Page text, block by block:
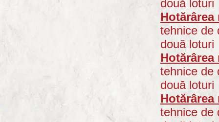
două loturi
Hotărârea
tehnice de
două loturi
Hotărârea
tehnice de
două loturi
Hotărârea
tehnice de